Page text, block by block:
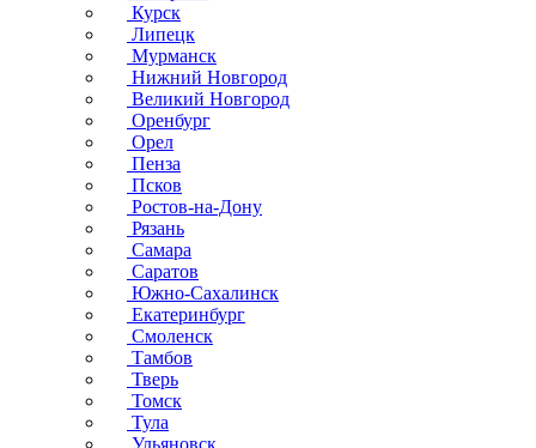
Курск
Липецк
Мурманск
Нижний Новгород
Великий Новгород
Оренбург
Орел
Пенза
Псков
Ростов-на-Дону
Рязань
Самара
Саратов
Южно-Сахалинск
Екатеринбург
Смоленск
Тамбов
Тверь
Томск
Тула
Ульяновск